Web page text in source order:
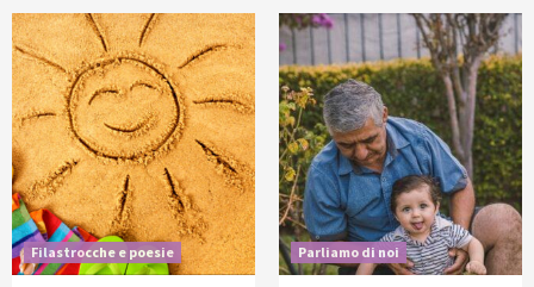
Filastrocche e poesie Parliamo di noi